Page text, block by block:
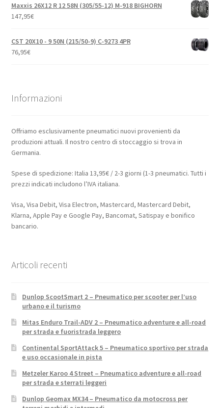
Maxxis 26X12 R 12 58N (305/55-12) M-918 BIGHORN
147,95€
CST 20X10 - 9 50N (215/50-9) C-9273 4PR
76,95€
Informazioni
Offriamo esclusivamente pneumatici nuovi provenienti da
produzioni attuali. Il nostro centro di stoccaggio si trova in
Germania.
Spese di spedizione: Italia 13,95€ / 2-3 giorni (1-3 pneumatici. Tutti i
prezzi indicati includono l’IVA italiana.
Visa, Visa Debit, Visa Electron, Mastercard, Mastercard Debit,
Klarna, Apple Pay e Google Pay, Bancomat, Satispay e bonifico
bancario.
Articoli recenti
Dunlop ScootSmart 2 – Pneumatico per scooter per l’uso
urbano e il turismo
Mitas Enduro Trail-ADV 2 – Pneumatico adventure e all-road
per strada e fuoristrada leggero
Continental SportAttack 5 – Pneumatico sportivo per strada
e uso occasionale in pista
Metzeler Karoo 4 Street – Pneumatico adventure e all-road
per strada e sterrati leggeri
Dunlop Geomax MX34 – Pneumatico da motocross per